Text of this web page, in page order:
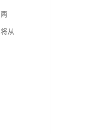
从